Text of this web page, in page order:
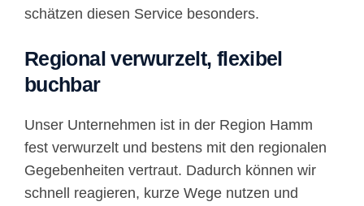
schätzen diesen Service besonders.
Regional verwurzelt, flexibel
buchbar
Unser Unternehmen ist in der Region Hamm
fest verwurzelt und bestens mit den regionalen
Gegebenheiten vertraut. Dadurch können wir
schnell reagieren, kurze Wege nutzen und